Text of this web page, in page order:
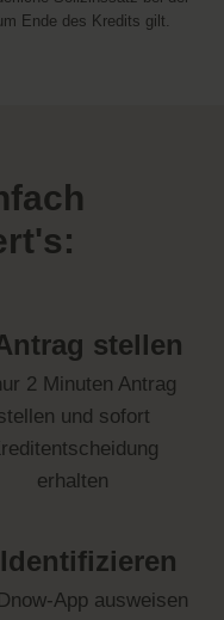
Ende des Kredits gilt.
stellen
2 Minuten Antrag
und sofort
erhalten
App ausweisen